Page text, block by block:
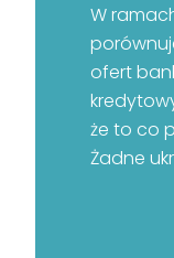
W
ofert
że to co
Żadne